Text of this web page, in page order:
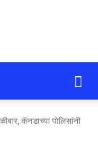
कॅनडाच्या पोलिसांनी